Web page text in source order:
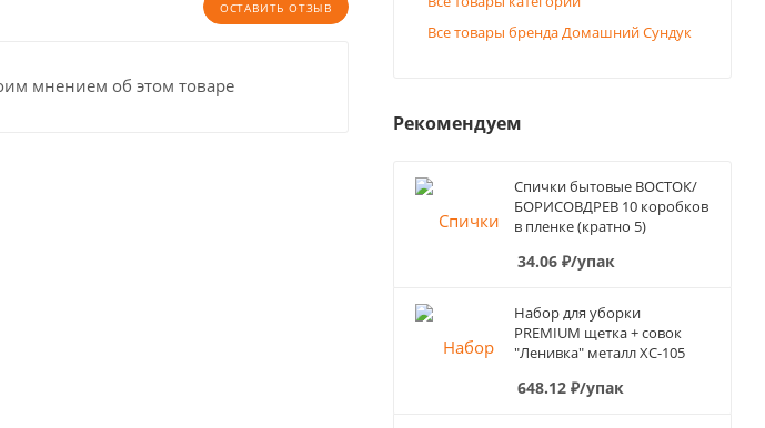
ОСТАВИТЬ ОТЗЫВ
мнением об этом товаре
Все товары бренда Домашний Сундук
Рекомендуем
Спички бытовые ВОСТОК/
БОРИСОВДРЕВ 10 коробков
в пленке (кратно 5)
34.06 ₽/упак
Набор для уборки
PREMIUM щетка + совок
"Ленивка" металл ХС-105
648.12 ₽/упак